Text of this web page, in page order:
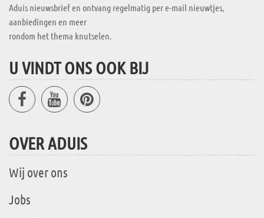
Aduis nieuwsbrief en ontvang regelmatig per e-mail nieuwtjes,
aanbiedingen en meer
rondom het thema knutselen.
U VINDT ONS OOK BIJ
OVER ADUIS
Wij over ons
Jobs